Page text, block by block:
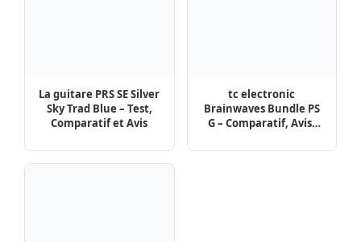
La guitare PRS SE Silver
Sky Trad Blue – Test,
Comparatif et Avis
tc electronic
Brainwaves Bundle PS
G – Comparatif, Avis,